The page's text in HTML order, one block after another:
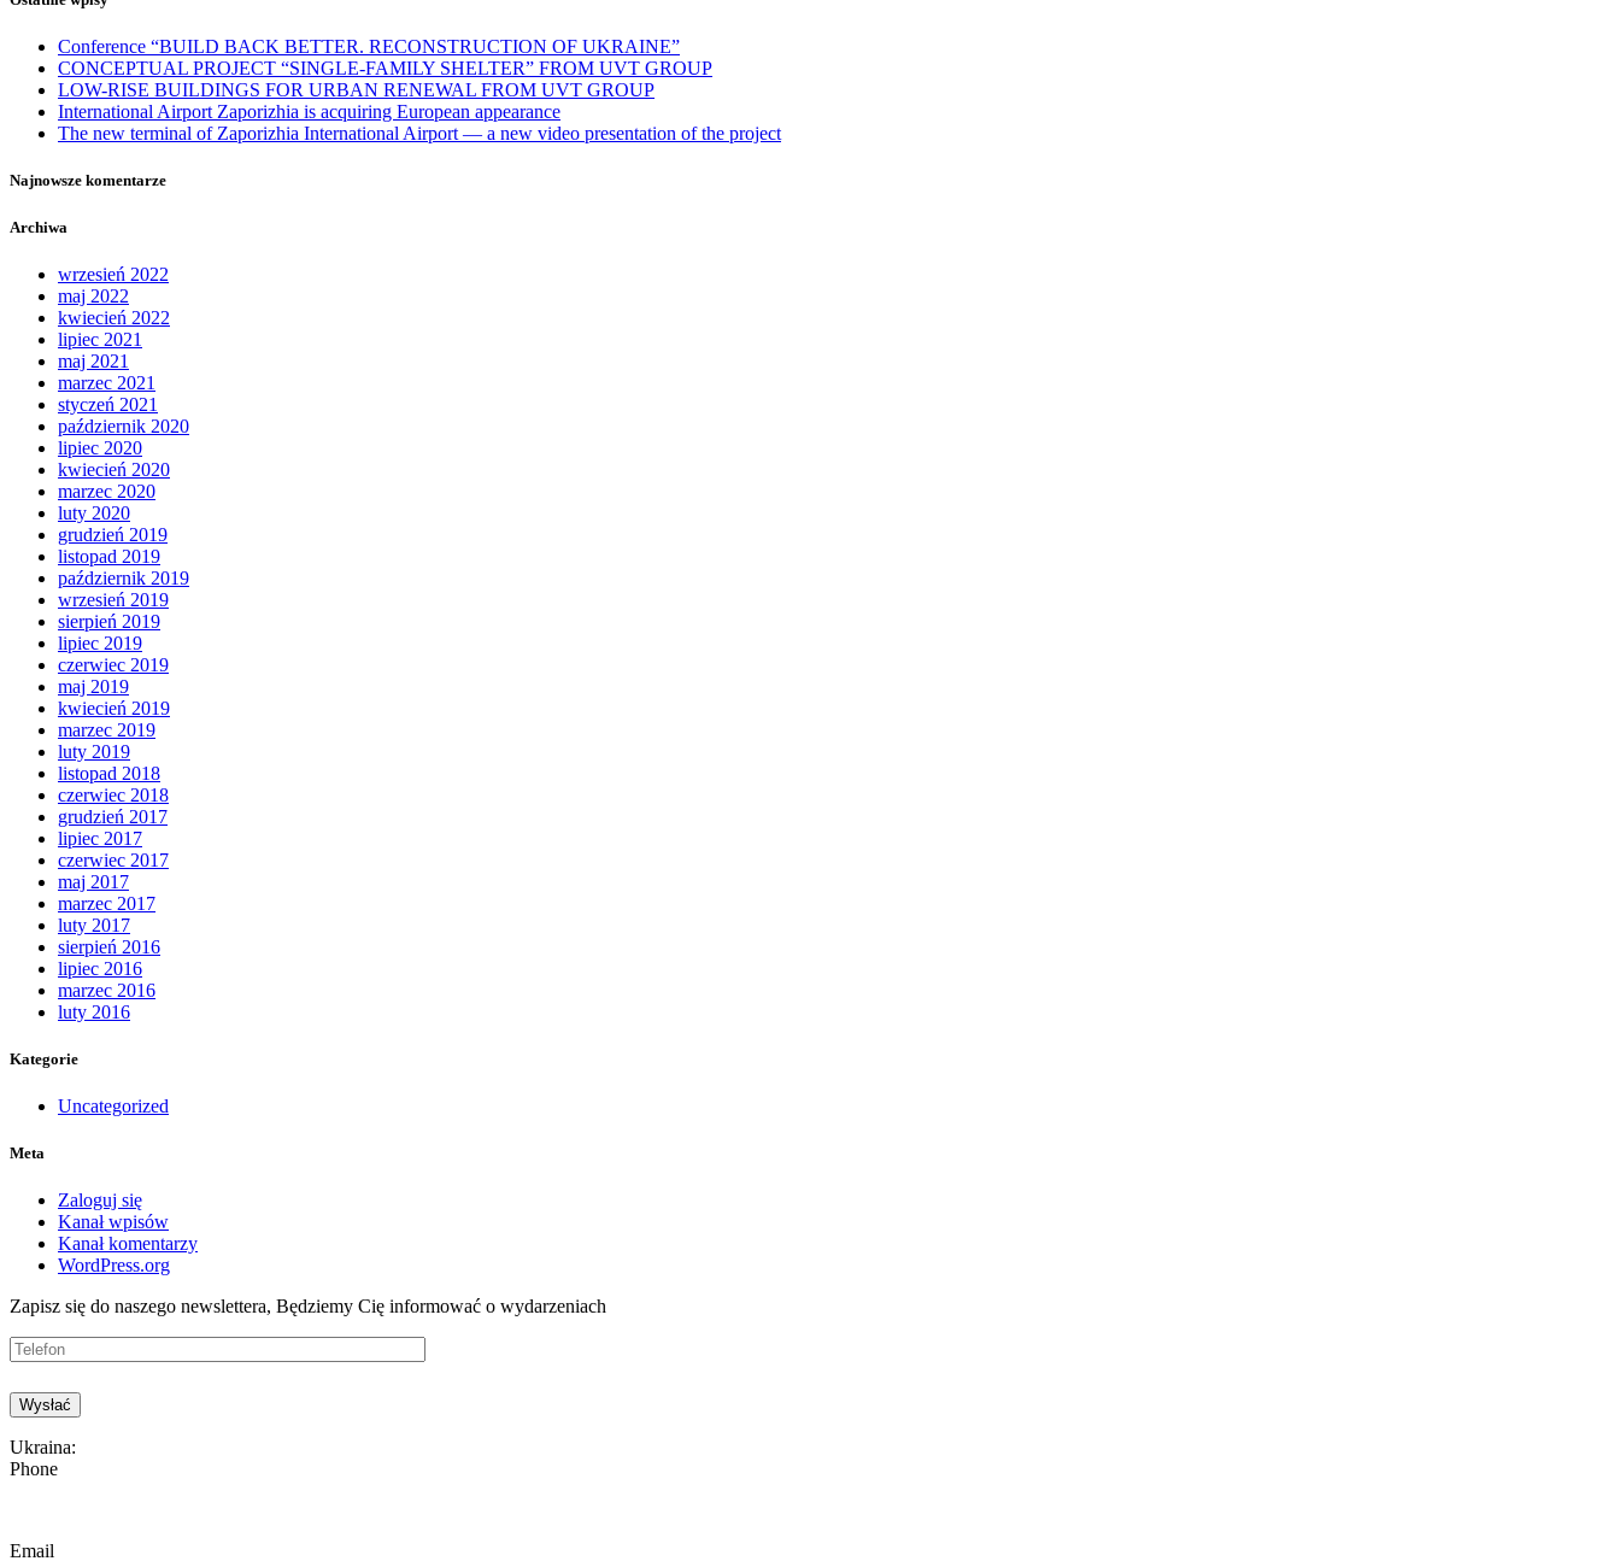
Conference “BUILD BACK BETTER. RECONSTRUCTION OF UKRAINE”
CONCEPTUAL PROJECT “SINGLE-FAMILY SHELTER” FROM UVT GROUP
LOW-RISE BUILDINGS FOR URBAN RENEWAL FROM UVT GROUP
International Airport Zaporizhia is acquiring European appearance
The new terminal of Zaporizhia International Airport — a new video presentation of the project
Najnowsze komentarze
Archiwa
wrzesień 2022
maj 2022
kwiecień 2022
lipiec 2021
maj 2021
marzec 2021
styczeń 2021
październik 2020
lipiec 2020
kwiecień 2020
marzec 2020
luty 2020
grudzień 2019
listopad 2019
październik 2019
wrzesień 2019
sierpień 2019
lipiec 2019
czerwiec 2019
maj 2019
kwiecień 2019
marzec 2019
luty 2019
listopad 2018
czerwiec 2018
grudzień 2017
lipiec 2017
czerwiec 2017
maj 2017
marzec 2017
luty 2017
sierpień 2016
lipiec 2016
marzec 2016
luty 2016
Kategorie
Uncategorized
Meta
Zaloguj się
Kanał wpisów
Kanał komentarzy
WordPress.org
Zapisz się do naszego newslettera, Będziemy Cię informować o wydarzeniach
Ukraina:
Phone
Email